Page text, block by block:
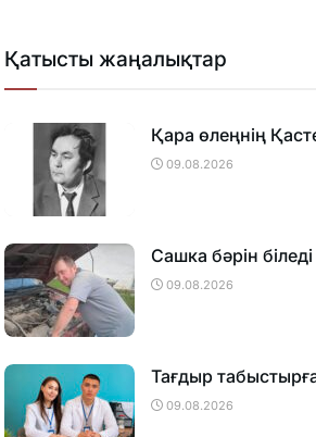
Қатысты жаңалықтар
Қара өлеңнің
09.08.2026
Сашка бәрін біледі
09.08.2026
Тағдыр
09.08.2026